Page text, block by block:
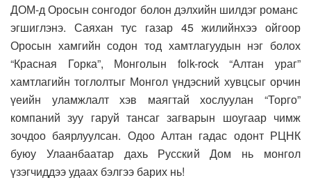
ДОМ-д Оросын сонгодог болон дэлхийн шилдэг романс
эгшиглэнэ. Саяхан тус газар 45 жилийнхээ ойгоор
Оросын хамгийн содон тод хамтлагуудын нэг болох
“Красная Горка”, Монголын folk-rock “Алтан ураг”
хамтлагийн тоглолтыг Монгол үндэсний хувцсыг орчин
үеийн уламжлалт хэв маягтай хослуулан “Торго”
компаний зуу гаруй тансаг загварын шоугаар чимж
зочдоо баярлуулсан. Одоо Алтан гадас одонт РЦНК
буюу Улаанбаатар дахь Русский Дом нь монгол
үзэгчиддээ удаах бэлгээ барих нь!